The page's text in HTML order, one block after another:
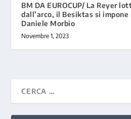
BM DA EUROCUP/ La Reyer
dall’arco, il Besiktas si impone
Daniele Morbio
Novembre 1, 2023